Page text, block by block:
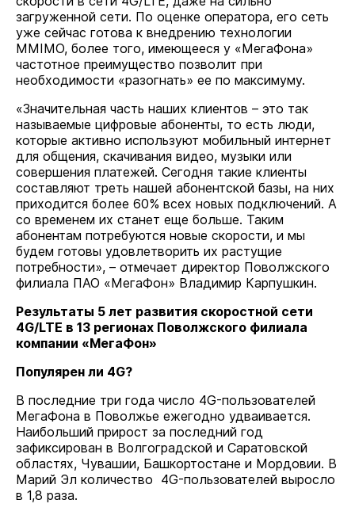
загруженной сети. По оценке оператора, его сеть
уже сейчас готова к внедрению технологии
MMIMO, более того, имеющееся у «МегаФона»
частотное преимущество позволит при
необходимости «разогнать» ее по максимуму.
«Значительная часть наших клиентов – это так
называемые цифровые абоненты, то есть люди,
которые активно используют мобильный интернет
для общения, скачивания видео, музыки или
совершения платежей. Сегодня такие клиенты
составляют треть нашей абонентской базы, на них
приходится более 60% всех новых подключений. А
со временем их станет еще больше. Таким
абонентам потребуются новые скорости, и мы
будем готовы удовлетворить их растущие
потребности», – отмечает директор Поволжского
филиала ПАО «МегаФон» Владимир Карпушкин.
Результаты 5 лет развития скоростной сети
4G/LTE в 13 регионах Поволжского филиала
компании «МегаФон»
Популярен ли 4G?
В последние три года число 4G-пользователей
МегаФона в Поволжье ежегодно удваивается.
Наибольший прирост за последний год
зафиксирован в Волгоградской и Саратовской
областях, Чувашии, Башкортостане и Мордовии. В
Марий Эл количество 4G-пользователей выросло
в 1,8 раза.